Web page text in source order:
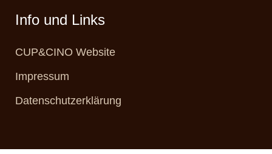
Info und Links
CUP&CINO Website
Impressum
Datenschutzerklärung